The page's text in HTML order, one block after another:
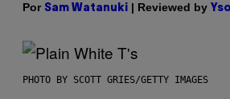
Por Sam Watanuki | Reviewed by
PHOTO BY SCOTT GRIES/GETTY IMAGES